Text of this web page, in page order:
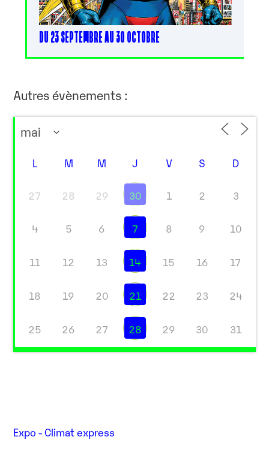
DU 23 SEPTEMBRE AU 30 OCTOBRE
Autres évènements :
L M M J V S D
27 28 29 30 1 2 3
4 5 6 7 8 9 10
11 12 13 14 15 16 17
18 19 20 21 22 23 24
25 26 27 28 29 30 31
Expo - Climat express